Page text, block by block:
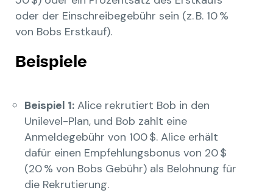
oder der Einschreibegebühr sein (z. B. 10 %
von Bobs Erstkauf).
Beispiele
Beispiel 1: Alice rekrutiert Bob in den
Unilevel-Plan, und Bob zahlt eine
Anmeldegebühr von 100 $. Alice erhält
dafür einen Empfehlungsbonus von 20 $
(20 % von Bobs Gebühr) als Belohnung für
die Rekrutierung.